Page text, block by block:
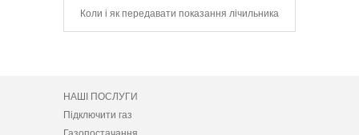
Коли і як передавати показання лічильника
НАШІ ПОСЛУГИ
Підключити газ